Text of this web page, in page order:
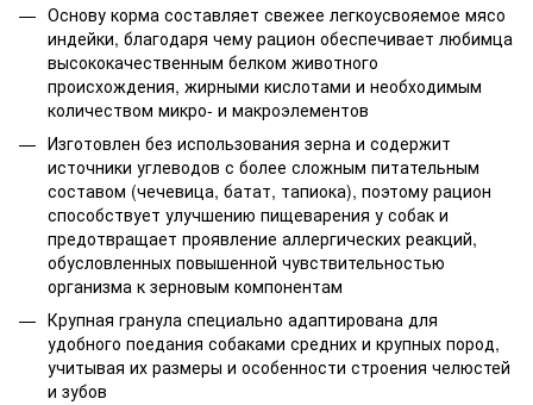
Основу корма составляет свежее легкоусвояемое мясо
индейки, благодаря чему рацион обеспечивает любимца
высококачественным белком животного
происхождения, жирными кислотами и необходимым
количеством микро- и макроэлементов
Изготовлен без использования зерна и содержит
источники углеводов с более сложным питательным
составом (чечевица, батат, тапиока), поэтому рацион
способствует улучшению пищеварения у собак и
предотвращает проявление аллергических реакций,
обусловленных повышенной чувствительностью
организма к зерновым компонентам
Крупная гранула специально адаптирована для
удобного поедания собаками средних и крупных пород,
учитывая их размеры и особенности строения челюстей
и зубов